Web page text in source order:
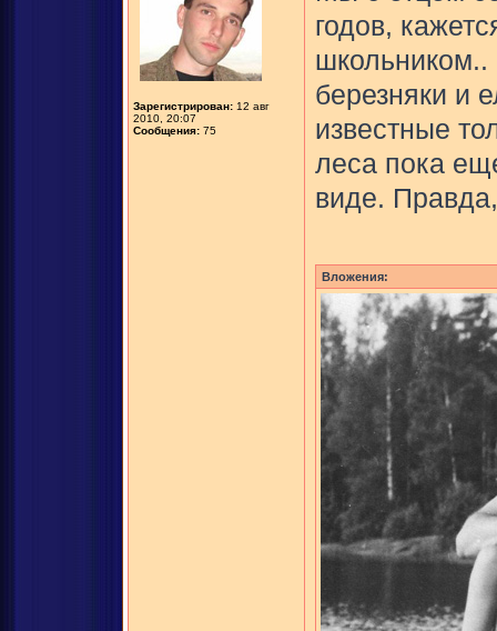
Зарегистрирован: 12 авг
2010, 20:07
Сообщения: 75
годов,
березняки и
известные
леса пока
виде.
Вложения: